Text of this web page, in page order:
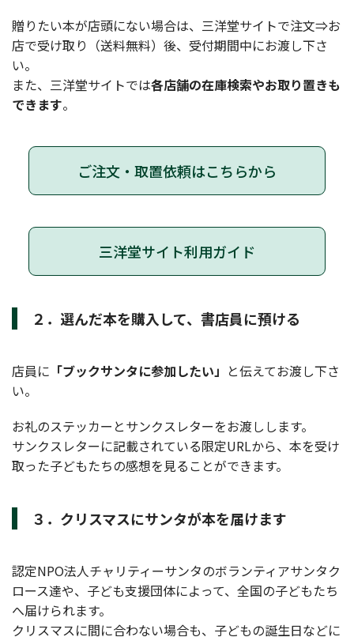
贈りたい本が店頭にない場合は、三洋堂サイトで注文⇒お
店で受け取り（送料無料）後、受付期間中にお渡し下さ
い。
また、三洋堂サイトでは各店舗の在庫検索やお取り置きも
できます。
ご注文・取置依頼はこちらから
三洋堂サイト利用ガイド
２．選んだ本を購入して、書店員に預ける
店員に 「ブックサンタに参加したい」 と伝えてお渡し下さ
い。
お礼のステッカーとサンクスレターをお渡しします。
サンクスレターに記載されている限定URLから、本を受け
取った子どもたちの感想を見ることができます。
３．クリスマスにサンタが本を届けます
認定NPO法人チャリティーサンタのボランティアサンタク
ロース達や、子ども支援団体によって、全国の子どもたち
へ届けられます。
クリスマスに間に合わない場合も、子どもの誕生日などに